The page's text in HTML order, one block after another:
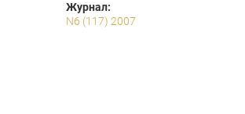
Журнал:
N6 (117) 2007